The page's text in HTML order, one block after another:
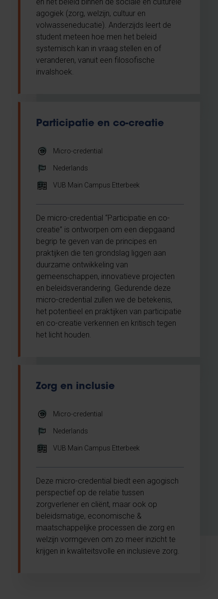
agogiek (zorg, welzijn, cultuur en
volwasseneducatie). Anderzijds leert de
student meteen hoe men het beleid
systemisch kan in vraag stellen en of
veranderen, vanuit een filosofische
invalshoek.
Participatie en co-creatie
Micro-credential
Nederlands
VUB Main Campus Etterbeek
De micro-credential “Participatie en co-
creatie” is ontworpen om een diepgaand
begrip te geven van de principes en
praktijken die ten grondslag liggen aan
duurzame ontwikkeling van
gemeenschappen, innovatieve projecten
en beleidsverandering. Gedurende deze
micro-credential zullen we de betekenis,
het potentieel en praktijken van participatie
en co-creatie verkennen en kritisch tegen
het licht houden.
Zorg en inclusie
Micro-credential
Nederlands
VUB Main Campus Etterbeek
Deze micro-credential biedt een agogisch
perspectief op de relatie tussen
zorgverlener en cliënt, maar ook op
beleidsmatige, economische &
maatschappelijke processen die zorg en
welzijn vormgeven om zo meer inzicht te
krijgen in kwaliteitsvolle en inclusieve zorg.